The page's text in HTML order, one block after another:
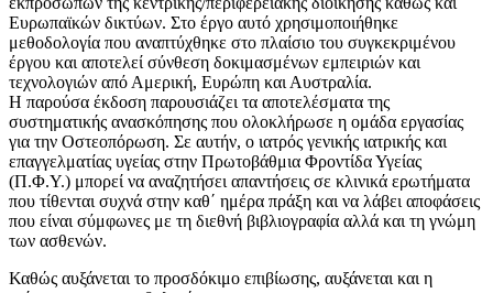
Ευρωπαϊκών δικτύων. Στο έργο αυτό χρησιμοποιήθηκε
μεθοδολογία που αναπτύχθηκε στο πλαίσιο του συγκεκριμένου
έργου και αποτελεί σύνθεση δοκιμασμένων εμπειριών και
τεχνολογιών από Αμερική, Ευρώπη και Αυστραλία.
Η παρούσα έκδοση παρουσιάζει τα αποτελέσματα της
συστηματικής ανασκόπησης που ολοκλήρωσε η ομάδα εργασίας
για την Οστεοπόρωση. Σε αυτήν, ο ιατρός γενικής ιατρικής και
επαγγελματίας υγείας στην Πρωτοβάθμια Φροντίδα Υγείας
(Π.Φ.Υ.) μπορεί να αναζητήσει απαντήσεις σε κλινικά ερωτήματα
που τίθενται συχνά στην καθ΄ ημέρα πράξη και να λάβει αποφάσεις
που είναι σύμφωνες με τη διεθνή βιβλιογραφία αλλά και τη γνώμη
των ασθενών.
Καθώς αυξάνεται το προσδόκιμο επιβίωσης, αυξάνεται και η